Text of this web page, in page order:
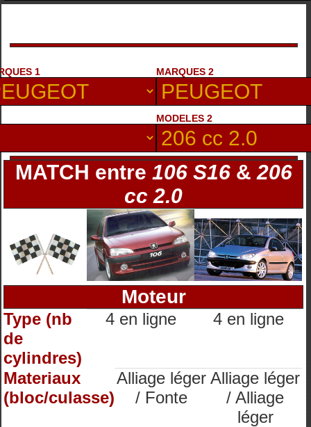
1 MARQUES 2
MODELES 2
MATCH entre 106 S16&206
cc 2.0
Moteur
Type (nb
de
cylindres)
4 en ligne 4 en ligne
Materiaux
(bloc/culasse)
Alliage léger
/ Fonte
Alliage léger
/ Alliage
léger